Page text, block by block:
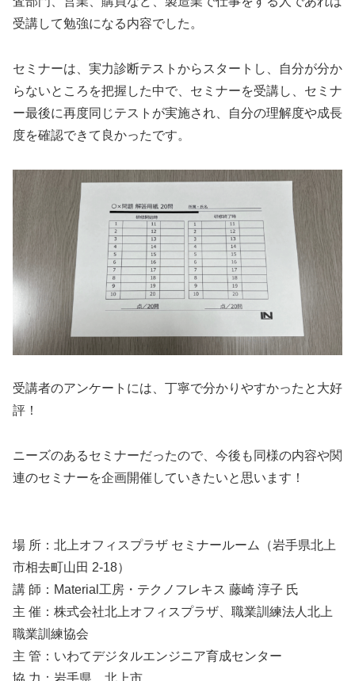
受講して勉強になる内容でした。
セミナーは、実力診断テストからスタートし、自分が分か
らないところを把握した中で、セミナーを受講し、セミナ
ー最後に再度同じテストが実施され、自分の理解度や成長
度を確認できて良かったです。
受講者のアンケートには、丁寧で分かりやすかったと大好
評！
ニーズのあるセミナーだったので、今後も同様の内容や関
連のセミナーを企画開催していきたいと思います！
場 所：北上オフィスプラザ セミナールーム（岩手県北上
市相去町山田 2-18）
講 師：Material工房・テクノフレキス 藤崎 淳子 氏
主 催：株式会社北上オフィスプラザ、職業訓練法人北上
職業訓練協会
主 管：いわてデジタルエンジニア育成センター
協 力：岩手県、北上市